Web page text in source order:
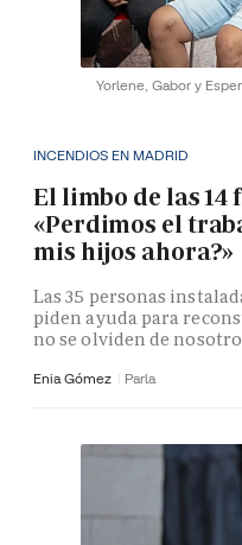
Yorlene, Gabor y
INCENDIOS EN MADRID
El limbo de las
«Perdimos el
mis hijos ahora?»
Las 35 personas
piden ayuda para
no se olviden de
Enia Gómez Parla